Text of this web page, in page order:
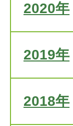
2020年
2019年
2018年